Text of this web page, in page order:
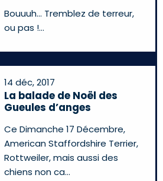
Bouuuh... Tremblez de terreur,
ou pas !
14 déc, 2017
La balade de Noël des
Gueules d’anges
Ce Dimanche 17 Décembre,
American Staffordshire Terrier,
Rottweiler, mais aussi des
chiens non ca